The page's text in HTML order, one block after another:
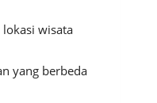
wisata
yang berbeda